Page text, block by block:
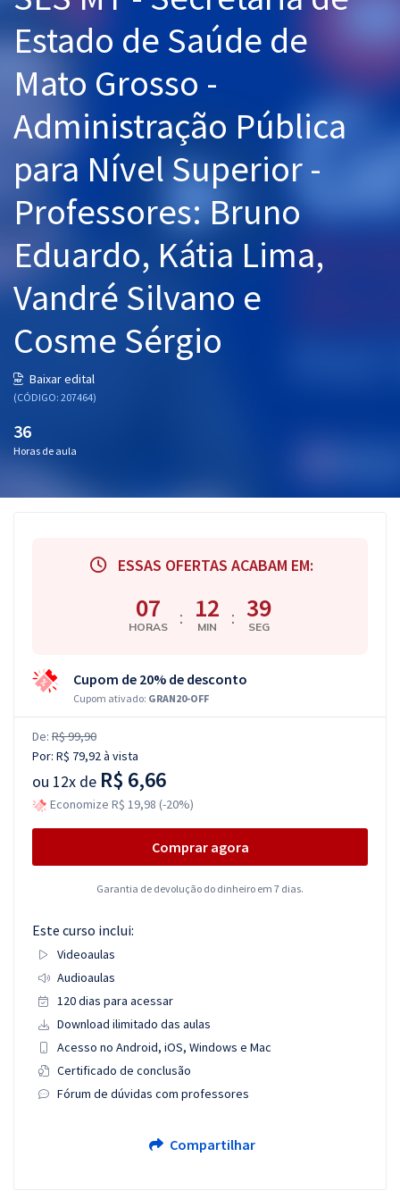
Graduação
Mentorias
Questões grátis
Conteúdo gratuito
Blog
Aprovados
Atendimento
Estado de Saúde de
Mato Grosso -
Administração Pública
para Nível Superior -
Professores: Bruno
Eduardo, Kátia Lima,
Vandré Silvano e
Cosme Sérgio
Baixar edital
(CÓDIGO: 207464)
36
Horas de aula
ESSAS OFERTAS ACABAM EM:
07
HORAS : 12
MIN : 38
SEG
Cupom de 20% de desconto
Cupom ativado: GRAN20-OFF
De: R$ 99,90
Por: R$ 79,92à vista
ou 12x de R$ 6,66
Economize R$ 19,98 (-20%)
Comprar agora
Garantia de devolução do dinheiro em 7 dias.
Este curso inclui:
Videoaulas
Audioaulas
120 dias para acessar
Download ilimitado das aulas
Acesso no Android, iOS, Windows e Mac
Certificado de conclusão
Fórum de dúvidas com professores
Compartilhar